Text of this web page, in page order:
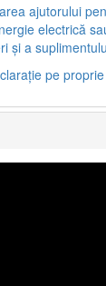
ajutorului
electrică
și a
pe